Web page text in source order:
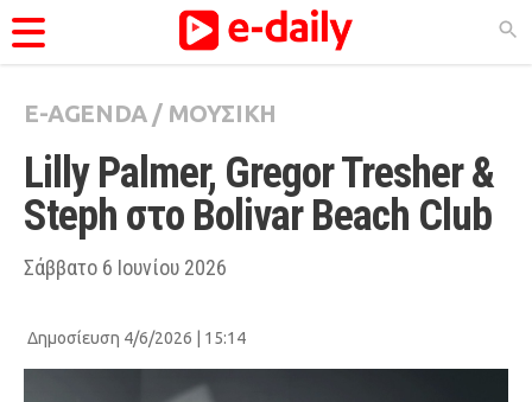
ΚΑΤΗΓΟΡΊΕΣ
Ειδήσεις
Θέματα
Videos
Viral
E-AGENDA/ ΜΟΥΣΙΚΗ
Lilly Palmer, Gregor Tresher &
Steph στο Bolivar Beach Club
Σάββατο 6 Ιουνίου 2026
Δημοσίευση 4/6/2026 | 15:14